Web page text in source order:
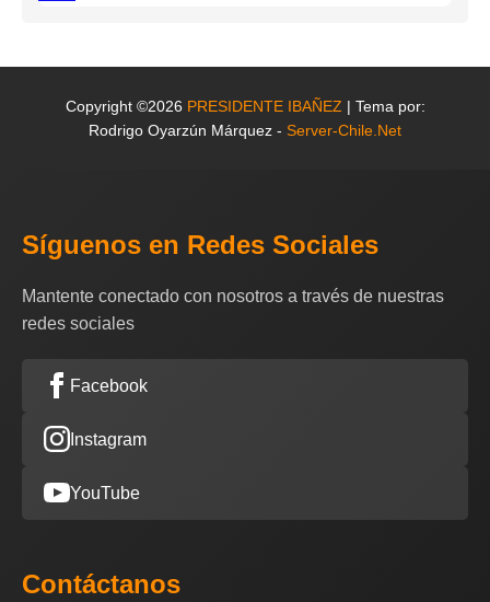
Copyright ©2026 PRESIDENTE IBAÑEZ | Tema por:
Rodrigo Oyarzún Márquez - Server-Chile.Net
Síguenos en Redes Sociales
Mantente conectado con nosotros a través de nuestras
redes sociales
Facebook
Instagram
YouTube
Contáctanos